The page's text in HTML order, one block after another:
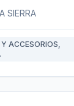
SIERRA
ACCESORIOS,